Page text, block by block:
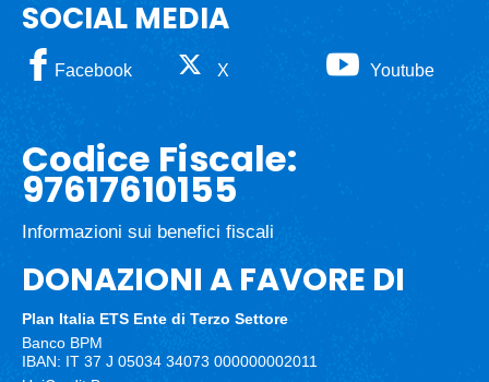
SOCIAL MEDIA
Facebook X Youtube
Codice Fiscale:
97617610155
Informazioni sui benefici fiscali
DONAZIONI A FAVORE DI
Plan Italia ETS Ente di Terzo Settore
Banco BPM
IBAN: IT 37 J 05034 34073 000000002011